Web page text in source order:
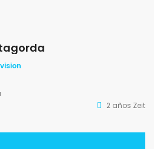
2 años Zeit